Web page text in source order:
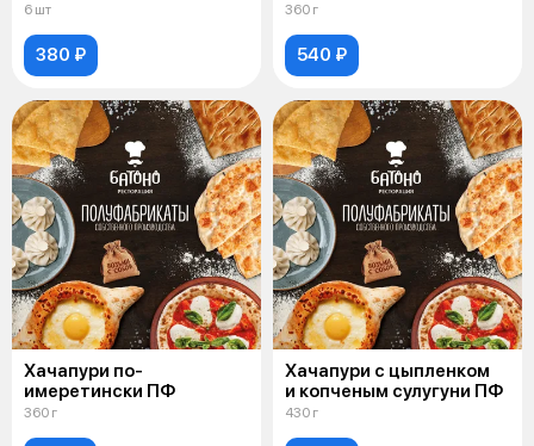
6 шт
380 ₽
360 г
540 ₽
Хачапури по-
имеретински ПФ
360 г
Хачапури с цыпленком
и копченым сулугуни ПФ
430 г